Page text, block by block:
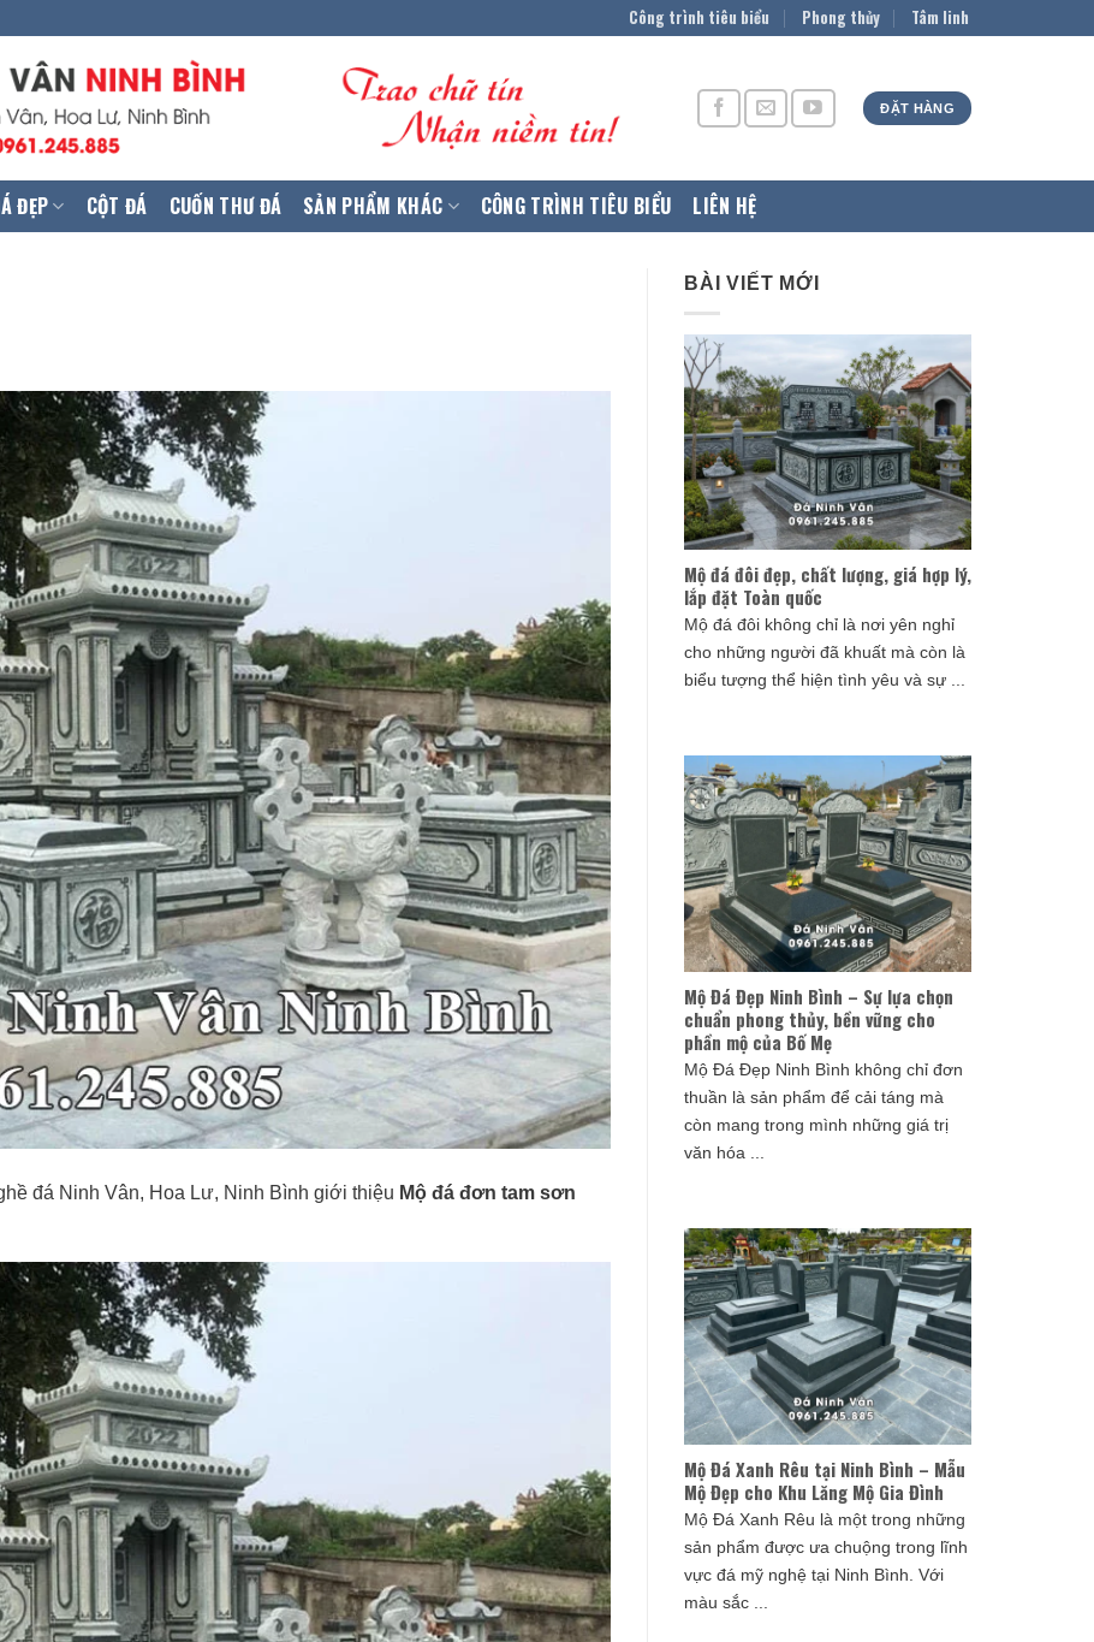
Công trình tiêu biểu Phong thủy Tâm linh
ĐẶT HÀNG
ĐẸP CỘT ĐÁ CUỐN THƯ ĐÁ SẢN PHẨM KHÁC CÔNG TRÌNH TIÊU BIỂU LIÊN HỆ
đá Ninh Vân, Hoa Lư, Ninh Bình giới thiệu Mộ đá đơn tam sơn
BÀI VIẾT MỚI
Mộ đá đôi đẹp, chất lượng, giá hợp lý,
lắp đặt Toàn quốc
Mộ đá đôi không chỉ là nơi yên nghỉ
cho những người đã khuất mà còn là
biểu tượng thể hiện tình yêu và sự ...
Mộ Đá Đẹp Ninh Bình – Sự lựa chọn
chuẩn phong thủy, bền vững cho
phần mộ của Bố Mẹ
Mộ Đá Đẹp Ninh Bình không chỉ đơn
thuần là sản phẩm để cải táng mà
còn mang trong mình những giá trị
văn hóa ...
Mộ Đá Xanh Rêu tại Ninh Bình – Mẫu
Mộ Đẹp cho Khu Lăng Mộ Gia Đình
Mộ Đá Xanh Rêu là một trong những
sản phẩm được ưa chuộng trong lĩnh
vực đá mỹ nghệ tại Ninh Bình. Với
màu sắc ...